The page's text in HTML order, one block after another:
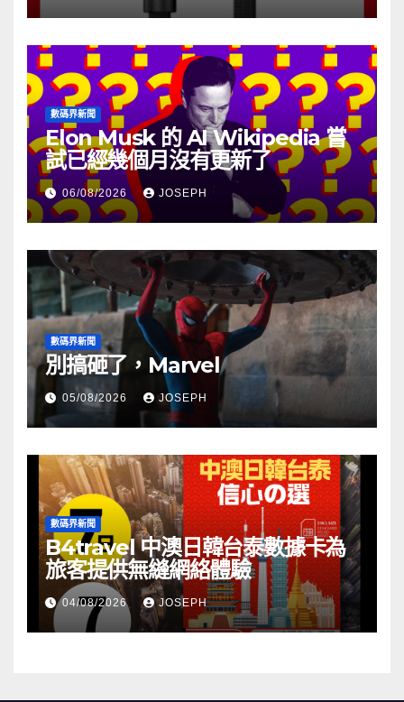
數碼界新聞
Elon Musk 的 AI Wikipedia 嘗
試已經幾個月沒有更新了
06/08/2026 JOSEPH
數碼界新聞
別搞砸了，Marvel
05/08/2026 JOSEPH
數碼界新聞
B4travel 中澳日韓台泰數據卡為
旅客提供無縫網絡體驗
04/08/2026 JOSEPH